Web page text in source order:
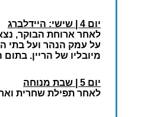
יום 4 | שישי: היידלברג
מיובליו של הריין.
יום 5 | שבת מנוחה
לאחר תפילת שחרית